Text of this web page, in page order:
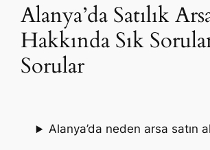
Alanya’da Satılık
Hakkında Sık
Sorular
Alanya’da neden arsa satın